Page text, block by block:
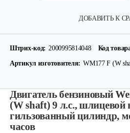
ДОБАВИТЬ К
Штрих-код: 2000995814048 Код
Артикул изготовителя: WM177 F (W
Двигатель бензиновый
(W shaft) 9 л.с.,
гильзованный цилиндр,
часов